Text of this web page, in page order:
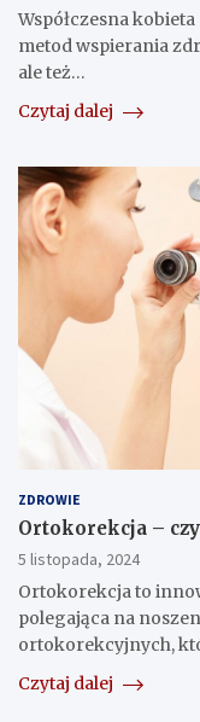
Współczesna
metod wspierania
ale też…
Czytaj dalej
ZDROWIE
Ortokorekcja –
5 listopada, 2024
Ortokorekcja to
polegająca na
ortokorekcyjnych,
Czytaj dalej